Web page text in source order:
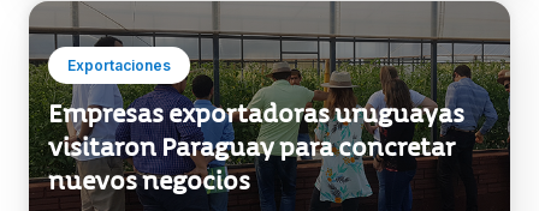
Exportaciones
Empresas exportadoras uruguayas
visitaron Paraguay para concretar
nuevos negocios